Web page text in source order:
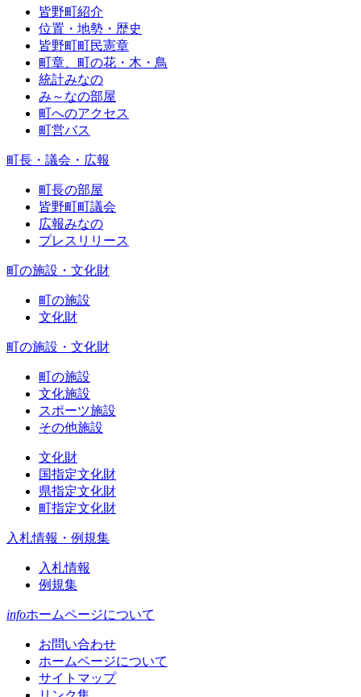
皆野町紹介
位置・地勢・歴史
皆野町町民憲章
町章、町の花・木・鳥
統計みなの
み～なの部屋
町へのアクセス
町営バス
町長・議会・広報
町長の部屋
皆野町町議会
広報みなの
プレスリリース
町の施設・文化財
町の施設
文化財
町の施設・文化財
町の施設
文化施設
スポーツ施設
その他施設
文化財
国指定文化財
県指定文化財
町指定文化財
入札情報・例規集
入札情報
例規集
infoホームページについて
お問い合わせ
ホームページについて
サイトマップ